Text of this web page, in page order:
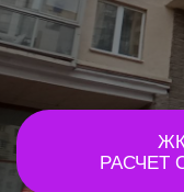
ЖК
РАСЧЕТ